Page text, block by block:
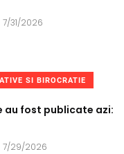
7/31/2026
SI BIROCRATIE
au fost publicate azi:
7/29/2026